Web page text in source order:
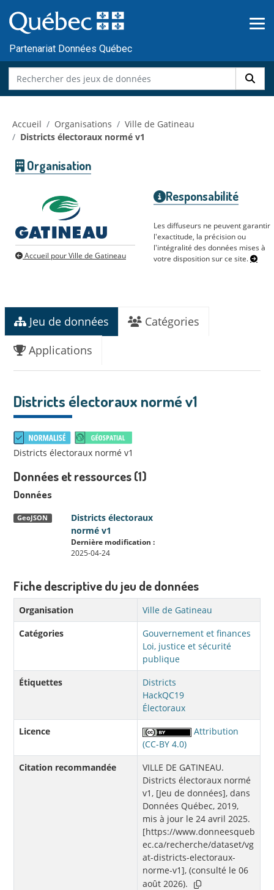
au
contenu
Partenariat Données Québec
Accueil Organisations
Ville de Gatineau
Districts électoraux normé v1
Organisation
Accueil pour Ville de Gatineau
Responsabilité
Les diffuseurs ne peuvent garantir
l'exactitude, la précision ou
l'intégralité des données mises à
votre disposition sur ce site.
Jeu de données
Catégories
Applications
Districts électoraux normé v1
Districts électoraux normé v1
Données et ressources (1)
Données
Districts électoraux
normé v1
GeoJSON
Dernière modification :
2025-04-24
Fiche descriptive du jeu de données
Organisation
Ville de Gatineau
Catégories
Gouvernement et finances
Loi, justice et sécurité
publique
Étiquettes
Districts
HackQC19
Électoraux
Licence
Attribution
(CC-BY 4.0)
Citation recommandée
VILLE DE GATINEAU.
Districts électoraux normé
v1, [Jeu de données], dans
Données Québec, 2019,
mis à jour le 24 avril 2025.
[https://www.donneesqueb
ec.ca/recherche/dataset/vg
at-districts-electoraux-
norme-v1], (consulté le 06
août 2026).